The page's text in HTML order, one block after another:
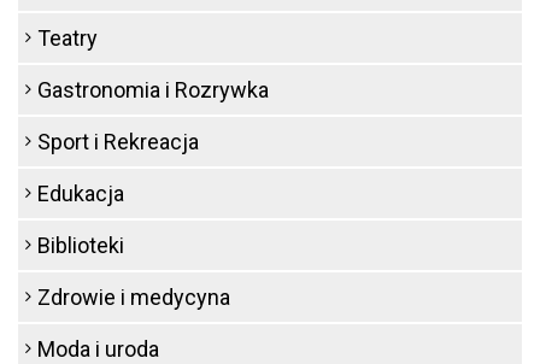
Teatry
Gastronomia i Rozrywka
Sport i Rekreacja
Edukacja
Biblioteki
Zdrowie i medycyna
Moda i uroda